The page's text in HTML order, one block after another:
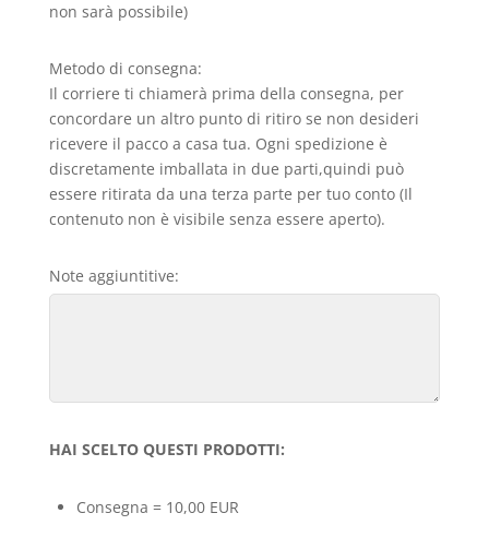
non sarà possibile)
Metodo di consegna:
Il corriere ti chiamerà prima della consegna, per
concordare un altro punto di ritiro se non desideri
ricevere il pacco a casa tua. Ogni spedizione è
discretamente imballata in due parti,quindi può
essere ritirata da una terza parte per tuo conto (Il
contenuto non è visibile senza essere aperto).
Note aggiuntitive:
HAI SCELTO QUESTI PRODOTTI:
Consegna = 10,00 EUR